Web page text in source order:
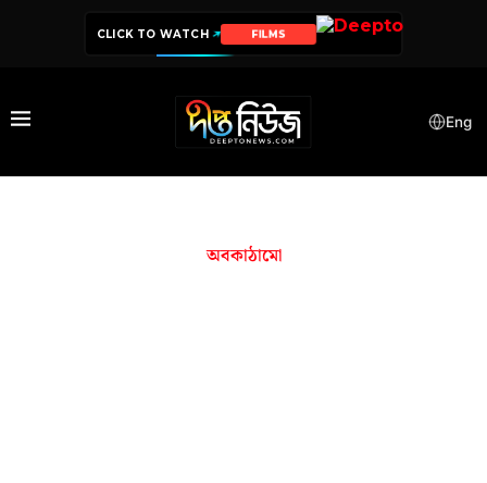
CLICK TO WATCH FILMS
Eng
অবকাঠামো